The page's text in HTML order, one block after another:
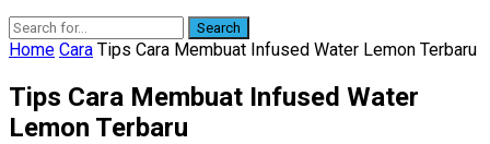
Search
Home Cara Tips Cara Membuat Infused Water Lemon Terbaru
Tips Cara Membuat Infused Water
Lemon Terbaru